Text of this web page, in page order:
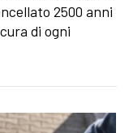
2500 anni
di ogni